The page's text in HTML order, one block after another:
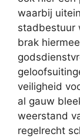
waarbij
stadbestuur
brak
veiligheid
al gauw
weerstand
regelrecht